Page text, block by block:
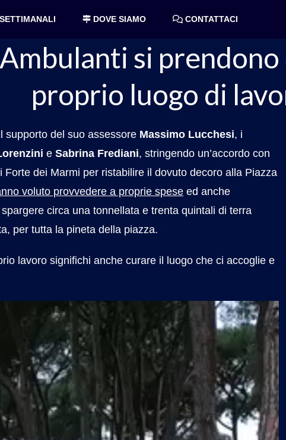
e famoso d’Italia DOVE SIAMO CONTATTACI
si prendono
proprio luogo di
supporto del suo assessore Massimo Lucchesi, i
e Sabrina Frediani, stringendo un’accordo con
Forte dei Marmi per ristabilire il dovuto decoro alla Piazza
voluto provvedere a proprie spese ed anche
circa una tonnellata e trenta quintali di terra
per tutta la pineta della piazza.
lavoro significhi anche curare il luogo che ci accoglie e
Avviso